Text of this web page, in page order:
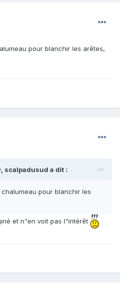
pour blanchir les arêtes,
scalpadusud a dit :
pour blanchir les
et n"en voit pas l"intérêt